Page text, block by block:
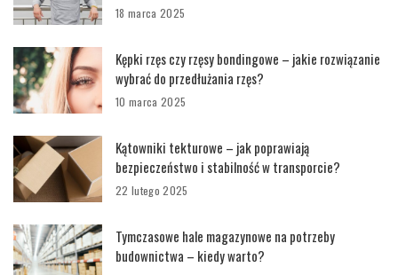
18 marca 2025
Kępki rzęs czy rzęsy bondingowe – jakie rozwiązanie
wybrać do przedłużania rzęs?
10 marca 2025
Kątowniki tekturowe – jak poprawiają
bezpieczeństwo i stabilność w transporcie?
22 lutego 2025
Tymczasowe hale magazynowe na potrzeby
budownictwa – kiedy warto?